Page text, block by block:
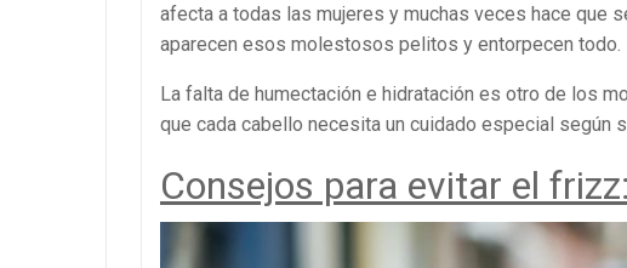
afecta a todas las mujeres y muchas veces hace que
aparecen esos molestosos pelitos y entorpecen todo.
La falta de humectación e hidratación es otro de los
que cada cabello necesita un cuidado especial según
Consejos para evitar el frizz: